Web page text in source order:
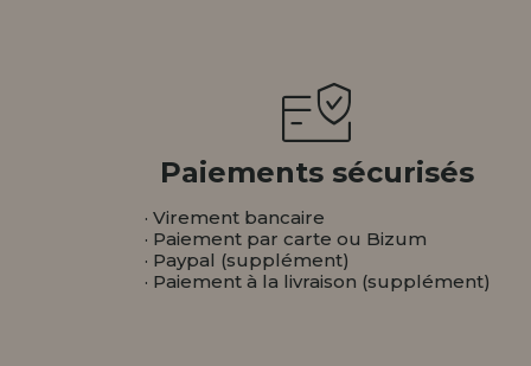
Paiements sécurisés
· Virement bancaire
· Paiement par carte ou Bizum
· Paypal (supplément)
· Paiement à la livraison (supplément)